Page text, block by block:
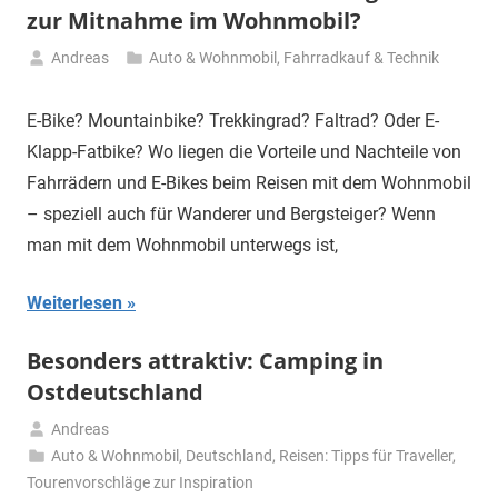
zur Mitnahme im Wohnmobil?
April
Andreas Auto & Wohnmobil , Fahrradkauf & Technik
E-Bike? Mountainbike? Trekkingrad? Faltrad? Oder E-
Klapp-Fatbike? Wo liegen die Vorteile und Nachteile von
Fahrrädern und E-Bikes beim Reisen mit dem Wohnmobil
– speziell auch für Wanderer und Bergsteiger? Wenn
man mit dem Wohnmobil unterwegs ist,
Weiterlesen
Besonders attraktiv: Camping in
Ostdeutschland
11.
März
Andreas
Auto & Wohnmobil , Deutschland, Reisen: Tipps für Traveller,
Tourenvorschläge zur Inspiration